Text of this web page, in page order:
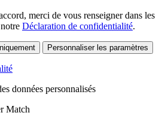
merci de vous renseigner dans les
Déclaration de confidentialité.
Personnaliser les paramètres
données personnalisés
Match